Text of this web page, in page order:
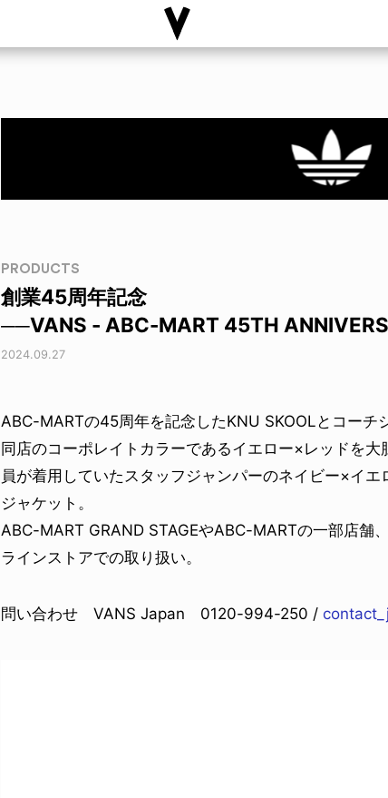
PRODUCTS
創業45周年記念
──VANS - ABC-MART 45TH
2024.09.27
ABC-MARTの45周年を記念したKNU SKOOLとコーチ
同店のコーポレイトカラーであるイエロー×レッドを
員が着用していたスタッフジャンパーのネイビー×イ
ジャケット。
ABC-MART GRAND STAGEやABC-MARTの一部店舗
ラインストアでの取り扱い。
問い合わせ VANS Japan 0120-994-250 /